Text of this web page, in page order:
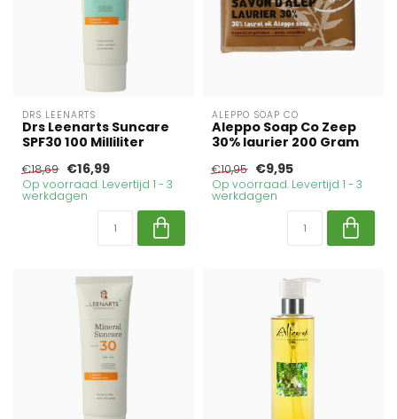
DRS LEENARTS
Drs Leenarts Suncare
SPF30 100 Milliliter
€18,69 €16,99
Op voorraad. Levertijd 1 - 3
werkdagen
ALEPPO SOAP CO
Aleppo Soap Co Zeep
30% laurier 200 Gram
€10,95 €9,95
Op voorraad. Levertijd 1 - 3
werkdagen